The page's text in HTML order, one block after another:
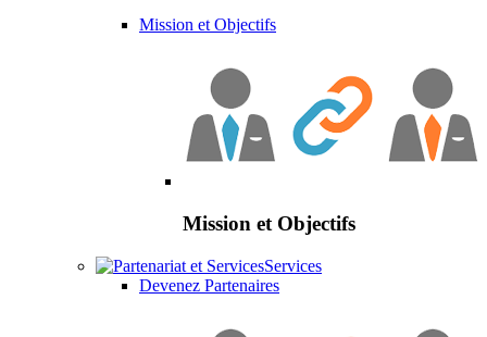
Mission et Objectifs
Mission et Objectifs
Services
Devenez Partenaires